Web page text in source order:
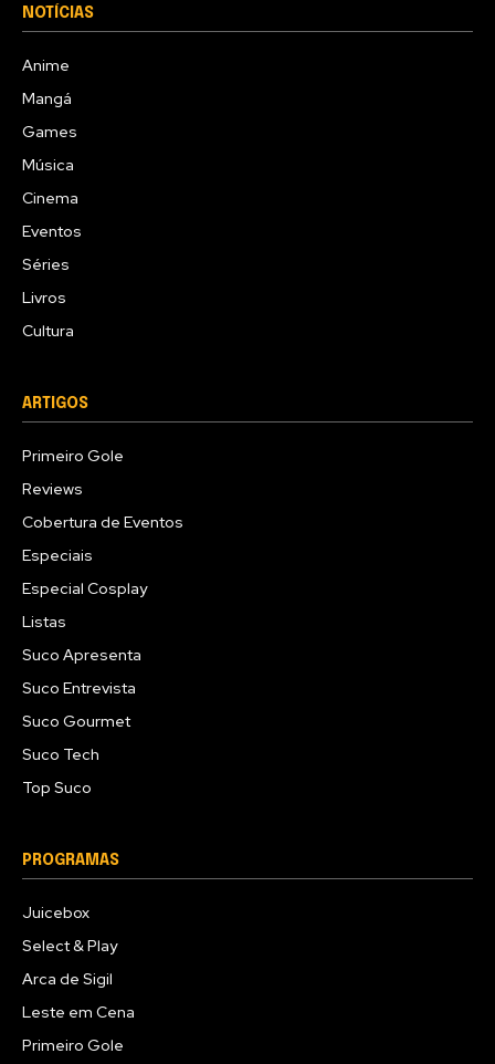
NOTÍCIAS
Anime
Mangá
Games
Música
Cinema
Eventos
Séries
Livros
Cultura
ARTIGOS
Primeiro Gole
Reviews
Cobertura de Eventos
Especiais
Especial Cosplay
Listas
Suco Apresenta
Suco Entrevista
Suco Gourmet
Suco Tech
Top Suco
PROGRAMAS
Juicebox
Select & Play
Arca de Sigil
Leste em Cena
Primeiro Gole